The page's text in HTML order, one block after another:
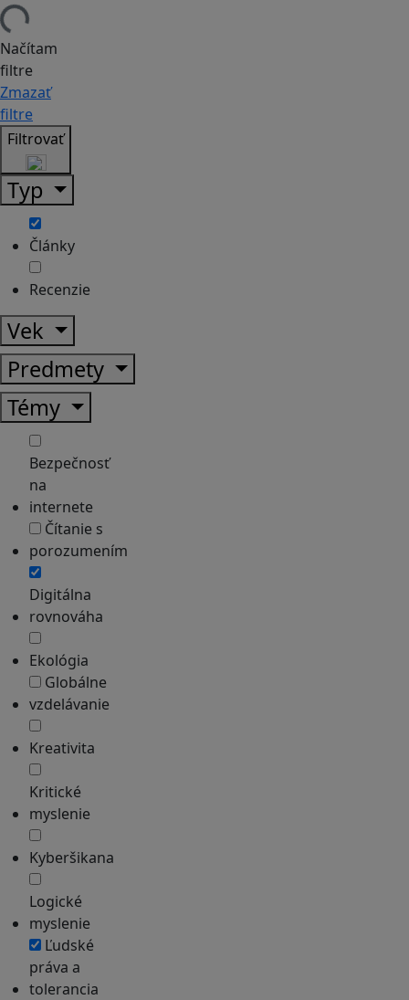
Načítam
filtre
Zmazať
filtre
Filtrovať
Typ
Články
Recenzie
Vek
Predmety
Témy
Bezpečnosť
na
internete
Čítanie s
porozumením
Digitálna
rovnováha
Ekológia
Globálne
vzdelávanie
Kreativita
Kritické
myslenie
Kyberšikana
Logické
myslenie
Ľudské
práva a
tolerancia